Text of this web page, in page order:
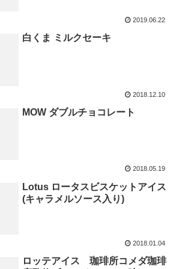
2019.06.22
白くま ミルクセーキ
2018.12.10
MOW ダブルチョコレート
2018.05.19
Lotus ロータスビスケットアイス
(キャラメルソース入り)
2018.01.04
ロッテアイス 珈琲所コメダ珈琲